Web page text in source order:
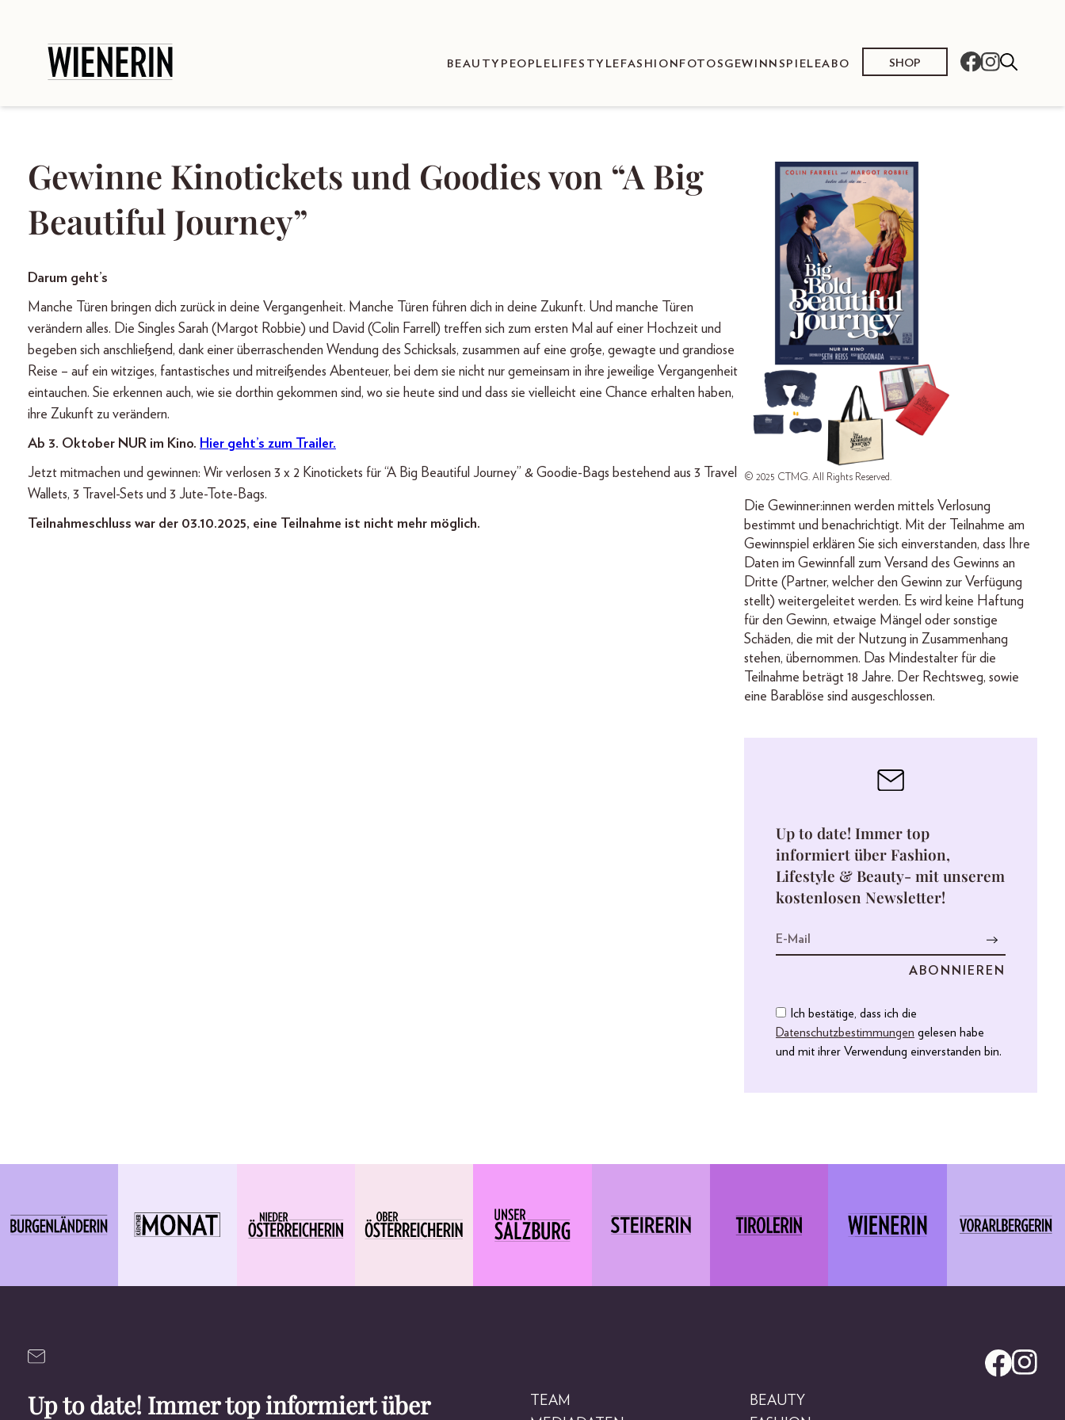
BEAUTY PEOPLE LIFESTYLE FASHION FOTOS GEWINNSPIELEABO SHOP
Gewinne Kinotickets und Goodies von “A Big
Beautiful Journey”
Darum geht’s
Manche Türen bringen dich zurück in deine Vergangenheit. Manche Türen führen dich in deine Zukunft. Und manche Türen
verändern alles. Die Singles Sarah (Margot Robbie) und David (Colin Farrell) treffen sich zum ersten Mal auf einer Hochzeit und
begeben sich anschließend, dank einer überraschenden Wendung des Schicksals, zusammen auf eine große, gewagte und grandiose
Reise – auf ein witziges, fantastisches und mitreißendes Abenteuer, bei dem sie nicht nur gemeinsam in ihre jeweilige Vergangenheit
eintauchen. Sie erkennen auch, wie sie dorthin gekommen sind, wo sie heute sind und dass sie vielleicht eine Chance erhalten haben,
ihre Zukunft zu verändern.
Ab 3. Oktober NUR im Kino. Hier geht’s zum Trailer.
Jetzt mitmachen und gewinnen: Wir verlosen 3 x 2 Kinotickets für “A Big Beautiful Journey” & Goodie-Bags bestehend aus 3 Travel
Wallets, 3 Travel-Sets und 3 Jute-Tote-Bags.
Teilnahmeschluss war der 03.10.2025, eine Teilnahme ist nicht mehr möglich.
© 2025 CTMG. All Rights Reserved.
Die Gewinner:innen werden mittels Verlosung
bestimmt und benachrichtigt. Mit der Teilnahme am
Gewinnspiel erklären Sie sich einverstanden, dass Ihre
Daten im Gewinnfall zum Versand des Gewinns an
Dritte (Partner, welcher den Gewinn zur Verfügung
stellt) weitergeleitet werden. Es wird keine Haftung
für den Gewinn, etwaige Mängel oder sonstige
Schäden, die mit der Nutzung in Zusammenhang
stehen, übernommen. Das Mindestalter für die
Teilnahme beträgt 18 Jahre. Der Rechtsweg, sowie
eine Barablöse sind ausgeschlossen.
Up to date! Immer top
informiert über Fashion,
Lifestyle & Beauty- mit unserem
kostenlosen Newsletter!
Ich bestätige, dass ich die
Datenschutzbestimmungen gelesen habe
und mit ihrer Verwendung einverstanden bin.
Up to date! Immer top informiert über
TEAM
BEAUTY